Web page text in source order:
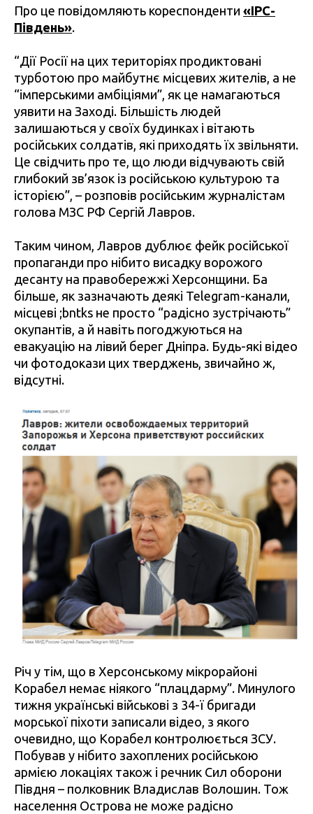
Про це повідомляють кореспонденти «IPC-
Південь».
“Дії Росії на цих територіях продиктовані
турботою про майбутнє місцевих жителів, а не
“імперськими амбіціями”, як це намагаються
уявити на Заході. Більшість людей
залишаються у своїх будинках і вітають
російських солдатів, які приходять їх звільняти.
Це свідчить про те, що люди відчувають свій
глибокий зв’язок із російською культурою та
історією”, – розповів російським журналістам
голова МЗС РФ Сергій Лавров.
Таким чином, Лавров дублює фейк російської
пропаганди про нібито висадку ворожого
десанту на правобережжі Херсонщини. Ба
більше, як зазначають деякі Telegram-канали,
місцеві ;bntks не просто “радісно зустрічають”
окупантів, а й навіть погоджуються на
евакуацію на лівий берег Дніпра. Будь-які відео
чи фотодокази цих тверджень, звичайно ж,
відсутні.
Річ у тім, що в Херсонському мікрорайоні
Корабел немає ніякого “плацдарму”. Минулого
тижня українські військові з 34-ї бригади
морської піхоти записали відео, з якого
очевидно, що Корабел контролюється ЗСУ.
Побував у нібито захоплених російською
армією локаціях також і речник Сил оборони
Півдня – полковник Владислав Волошин. Тож
населення Острова не може радісно